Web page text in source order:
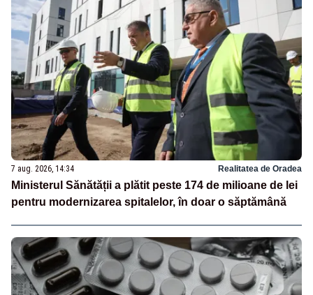
7 aug. 2026, 14:34 Realitatea de Oradea
Ministerul Sănătății a plătit peste 174 de milioane de lei
pentru modernizarea spitalelor, în doar o săptămână